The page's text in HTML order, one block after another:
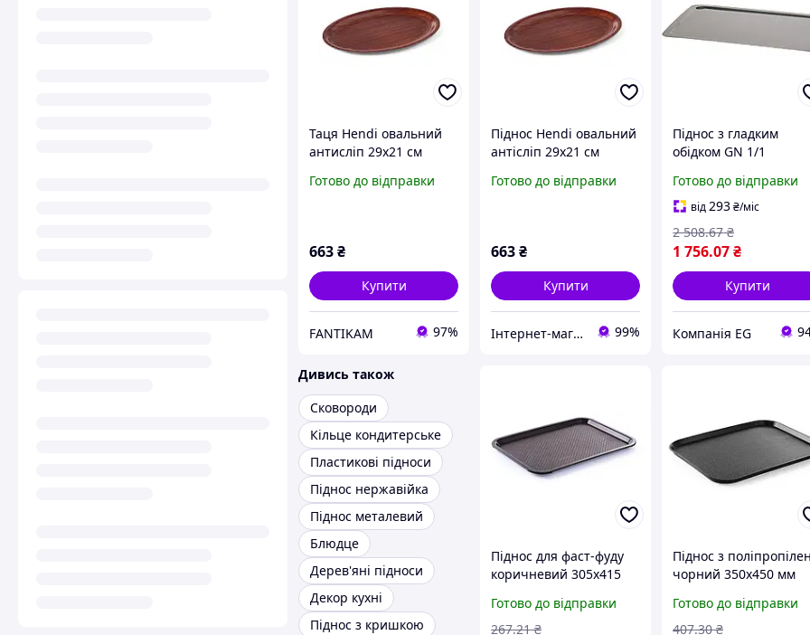
Таця Hendi овальний
антисліп 29х21 см
швидкою доставкою по
Готово до відправки
663₴
Купити
FANTIKAM 97%
Піднос Hendi овальний
антісліп 29х21 см
швидкою доставкою по
Готово до відправки
663₴
Купити
Інтернет-магазин "TUDOM" 99%
Піднос з гладким
обідком GN 1/1
807705
Готово до відправки
від293₴/міс
1 756.07₴
2 508.67 ₴
Купити
Компанія EG
Дивись також
Сковороди
Кільце кондитерське
Пластикові підноси
Піднос нержавійка
Піднос металевий
Блюдце
Дерев'яні підноси
Декор кухні
Піднос з кришкою
Піднос для фаст-фуду
коричневий 305х415
Готово до відправки
267.21 ₴
Піднос з
чорний 350x450 мм
Готово до відправки
407.30 ₴